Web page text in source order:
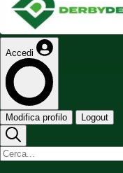
Accedi
Modifica profilo Logout